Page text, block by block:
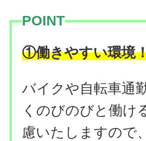
POINT
①働きやすい環境
バイクや自転車通
くのびのびと働け
慮いたしますので